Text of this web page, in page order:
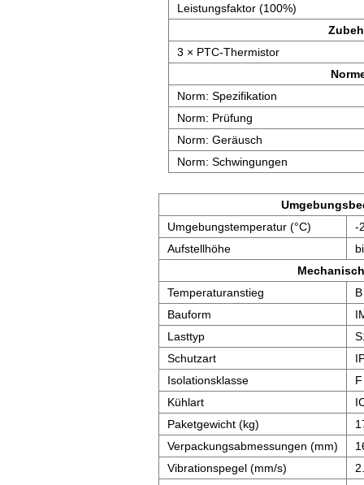
Leistungsfaktor (100%)
3 × PTC-Thermistor
Norm: Spezifikation
Norm: Prüfung
Norm: Geräusch
Norm: Schwingungen
Umgebungstemperatur (°C)
-
Aufstellhöhe
Temperaturanstieg
B
Bauform
Lasttyp
Schutzart
Isolationsklasse
F
Kühlart
Paketgewicht (kg)
Verpackungsabmessungen (mm)
Vibrationspegel (mm/s)